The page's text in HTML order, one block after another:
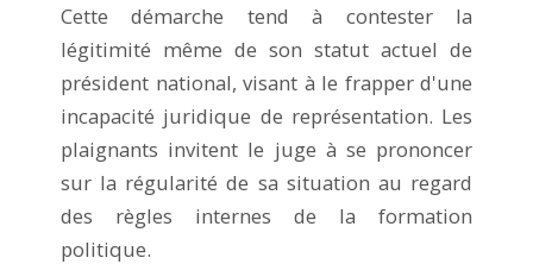
Cette démarche tend à contester la
légitimité même de son statut actuel de
président national, visant à le frapper d'une
incapacité juridique de représentation. Les
plaignants invitent le juge à se prononcer
sur la régularité de sa situation au regard
des règles internes de la formation
politique.